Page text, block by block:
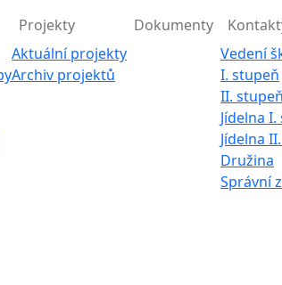
Projekty
Aktuální projekty
Archiv projektů
Dokumenty
Vedení
I. stupeň
II. stupeň
Jídelna
Jídelna
Družina
Správní